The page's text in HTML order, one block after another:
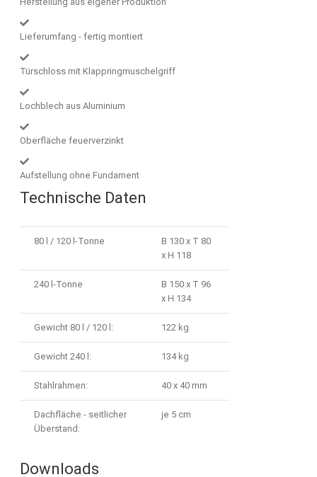
Lieferumfang - fertig montiert
Türschloss mit Klappringmuschelgriff
Lochblech aus Aluminium
Oberfläche feuerverzinkt
Aufstellung ohne Fundament
Technische Daten
80 l / 120 l-Tonne
B 130 x T 80
x H 118
240 l-Tonne
B 150 x T 96
x H 134
Gewicht 80 l / 120 l: 122 kg
Gewicht 240 l: 134 kg
Stahlrahmen: 40 x 40 mm
Dachfläche - seitlicher
Überstand:
je 5 cm
Downloads